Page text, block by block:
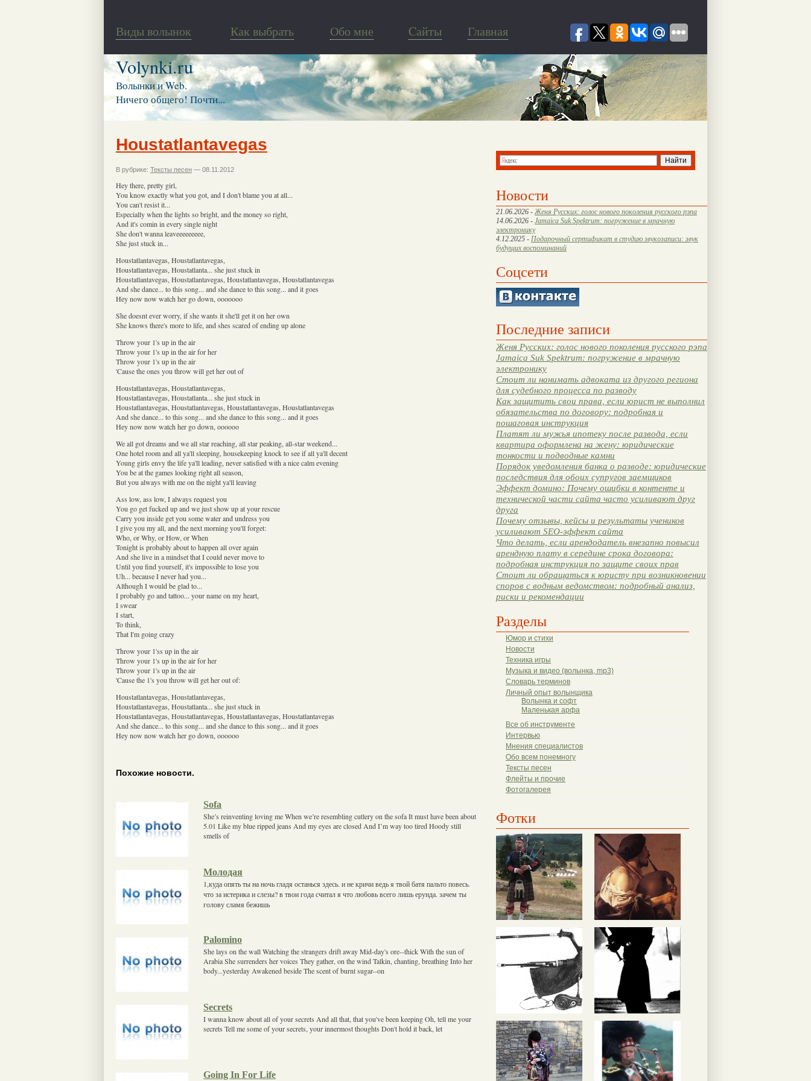
Виды волынок Как выбрать Обо мне Cайты Главная
Volynki.ru
Волынки и Web.
Ничего общего! Почти...
Новости
21.06.2026 - Женя Русских: голос нового поколения русского рэпа
14.06.2026 - Jamaica Suk Spektrum: погружение в мрачную
электронику
4.12.2025 - Подарочный сертификат в студию звукозаписи: звук
будущих воспоминаний
Соцсети
Последние записи
Женя Русских: голос нового поколения русского рэпа
Jamaica Suk Spektrum: погружение в мрачную
электронику
Стоит ли нанимать адвоката из другого региона
для судебного процесса по разводу
Как защитить свои права, если юрист не выполнил
обязательства по договору: подробная и
пошаговая инструкция
Платят ли мужья ипотеку после развода, если
квартира оформлена на жену: юридические
тонкости и подводные камни
Порядок уведомления банка о разводе: юридические
последствия для обоих супругов заемщиков
Эффект домино: Почему ошибки в контенте и
технической части сайта часто усиливают друг
друга
Почему отзывы, кейсы и результаты учеников
усиливают SEO-эффект сайта
Что делать, если арендодатель внезапно повысил
арендную плату в середине срока договора:
подробная инструкция по защите своих прав
Стоит ли обращаться к юристу при возникновении
споров с водным ведомством: подробный анализ,
риски и рекомендации
Разделы
Юмор и стихи
Новости
Техника игры
Музыка и видео (волынка, mp3)
Словарь терминов
Личный опыт волынщика
Волынка и софт
Маленькая арфа
Все об инструменте
Интервью
Мнения специалистов
Обо всем понемногу
Тексты песен
Флейты и прочие
Фотогалерея
Фотки
Houstatlantavegas
В рубрике: Тексты песен — 08.11.2012
Hey there, pretty girl,
You know exactly what you got, and I don't blame you at all...
You can't resist it...
Especially when the lights so bright, and the money so right,
And it's comin in every single night
She don't wanna leaveeeeeeeee,
She just stuck in...
Houstatlantavegas, Houstatlantavegas,
Houstatlantavegas, Houstatlanta... she just stuck in
Houstatlantavegas, Houstatlantavegas, Houstatlantavegas, Houstatlantavegas
And she dance... to this song... and she dance to this song... and it goes
Hey now now watch her go down, ooooooo
She doesnt ever worry, if she wants it she'll get it on her own
She knows there's more to life, and shes scared of ending up alone
Throw your 1's up in the air
Throw your 1's up in the air for her
Throw your 1's up in the air
'Cause the ones you throw will get her out of
Houstatlantavegas, Houstatlantavegas,
Houstatlantavegas, Houstatlanta... she just stuck in
Houstatlantavegas, Houstatlantavegas, Houstatlantavegas, Houstatlantavegas
And she dance... to this song... and she dance to this song... and it goes
Hey now now watch her go down, oooooo
We all got dreams and we all star reaching, all star peaking, all-star weekend...
One hotel room and all ya'll sleeping, housekeeping knock to see if all ya'll decent
Young girls envy the life ya'll leading, never satisfied with a nice calm evening
You be at the games looking right all season,
But you always with me on the night ya'll leaving
Ass low, ass low, I always request you
You go get fucked up and we just show up at your rescue
Carry you inside get you some water and undress you
I give you my all, and the next morning you'll forget:
Who, or Why, or How, or When
Tonight is probably about to happen all over again
And she live in a mindset that I could never move to
Until you find yourself, it's impossible to lose you
Uh... because I never had you...
Although I would be glad to...
I probably go and tattoo... your name on my heart,
I swear
I start,
To think,
That I'm going crazy
Throw your 1'ss up in the air
Throw your 1's up in the air for her
Throw your 1's up in the air
'Cause the 1's you throw will get her out of:
Houstatlantavegas, Houstatlantavegas,
Houstatlantavegas, Houstatlanta... she just stuck in
Houstatlantavegas, Houstatlantavegas, Houstatlantavegas, Houstatlantavegas
And she dance... to this song... and she dance to this song... and it goes
Hey now now watch her go down, oooooo
Похожие новости.
Sofa
She’s reinventing loving me When we’re resembling cutlery on the sofa It must have been about
5.01 Like my blue ripped jeans And my eyes are closed And I’m way too tired Hoody still
smells of
Молодая
1,куда опять ты на ночь гладя останься здесь. и не кричи ведь я твой батя пальто повесь.
что за истерика и слезы? в твои года считал я что любовь всего лишь ерунда. зачем ты
голову сламя бежишь
Palomino
She lays on the wall Watching the strangers drift away Mid-day's ore--thick With the sun of
Arabia She surrenders her voices They gather, on the wind Talkin, chanting, breathing Into her
body...yesterday Awakened beside The scent of burnt sugar--on
Secrets
I wanna know about all of your secrets And all that, that you've been keeping Oh, tell me your
secrets Tell me some of your secrets, your innermost thoughts Don't hold it back, let
Going In For Life